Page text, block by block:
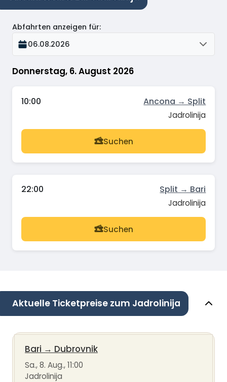
Donnerstag, 6. August 2026
Abfahrten anzeigen für:
06.08.2026
10:00 Ancona → Split
Jadrolinija
Suchen
22:00 Split → Bari
Jadrolinija
Suchen
Aktuelle Ticketpreise zum Jadrolinija
Bari → Dubrovnik
Sa., 8. Aug., 11:00
Jadrolinija